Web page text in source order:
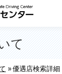
て
>> 優遇店検索詳細